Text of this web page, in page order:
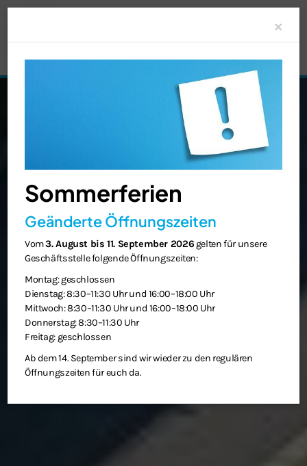
×
Sommerferien
Geänderte Öffnungszeiten
Vom3. August bis 11. September 2026 gelten für unsere
Geschäftsstelle folgende Öffnungszeiten:
Montag: geschlossen
Dienstag: 8:30–11:30 Uhr und 16:00–18:00 Uhr
Mittwoch: 8:30–11:30 Uhr und 16:00–18:00 Uhr
Donnerstag: 8:30–11:30 Uhr
Freitag: geschlossen
Ab dem 14. September sind wir wieder zu den regulären
Öffnungszeiten für euch da.